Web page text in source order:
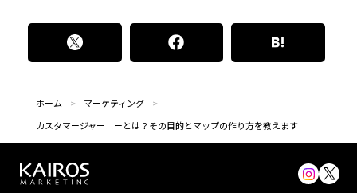
ホーム
マーケティング
カスタマージャーニーとは？その目的とマップの作り方を教えます